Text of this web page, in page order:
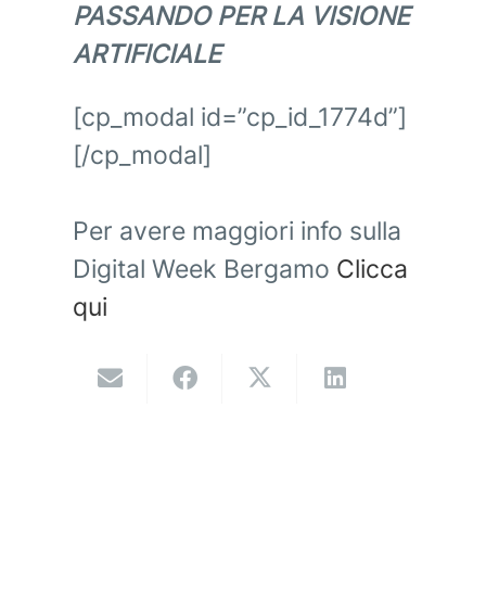
PASSANDO PER LA VISIONE
ARTIFICIALE
[cp_modal id=”cp_id_1774d”]
[/cp_modal]
Per avere maggiori info sulla
Digital Week Bergamo Clicca
qui